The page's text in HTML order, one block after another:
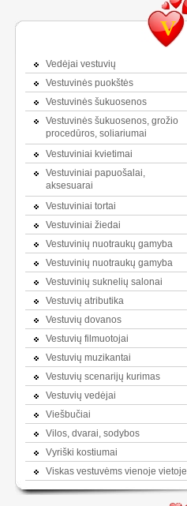
V
Vedėjai vestuvių
Vestuvinės puokštės
Vestuvinės šukuosenos
Vestuvinės šukuosenos, grožio
procedūros, soliariumai
Vestuviniai kvietimai
Vestuviniai papuošalai,
aksesuarai
Vestuviniai tortai
Vestuviniai žiedai
Vestuvinių nuotraukų gamyba
Vestuvinių nuotraukų gamyba
Vestuvinių suknelių salonai
Vestuvių atributika
Vestuvių dovanos
Vestuvių filmuotojai
Vestuvių muzikantai
Vestuvių scenarijų kurimas
Vestuvių vedėjai
Viešbučiai
Vilos, dvarai, sodybos
Vyriški kostiumai
Viskas vestuvėms vienoje vietoje